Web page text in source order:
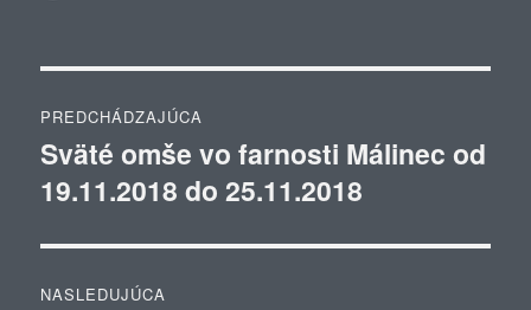
v
článku
PREDCHÁDZAJÚCA
Predchádzajúci
článok:
Sväté omše vo farnosti Málinec od
19.11.2018 do 25.11.2018
NASLEDUJÚCA